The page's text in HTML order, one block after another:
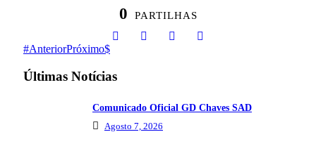
0 PARTILHAS
AnteriorPróximo
Últimas Notícias
Comunicado Oficial GD Chaves SAD
Agosto 7, 2026